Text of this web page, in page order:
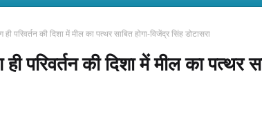
परिवर्तन की दिशा में मील का पत्थर साबित होगा-विजेंद्र सिंह डोटासरा
परिवर्तन की दिशा में मील का पत्थर